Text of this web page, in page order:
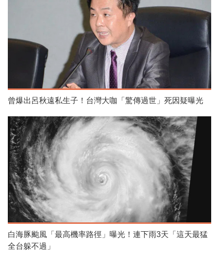
曾爆出呂秋遠私生子！台灣大咖「驚傳過世」死因疑曝光
白海豚颱風「最高機率路徑」曝光！連下雨3天「這天最猛
全台躲不過」